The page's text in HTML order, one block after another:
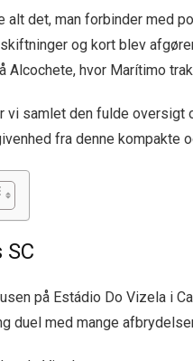
alt det, man forbinder
og kort blev
Alcochete, hvor Marítimo
samlet den fulde oversigt
fra denne kompakte
SC
på Estádio Do Vizela i
duel med mange